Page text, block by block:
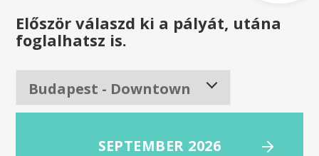
Először válaszd ki a pályát, utána
foglalhatsz is.
SEPTEMBER 2026